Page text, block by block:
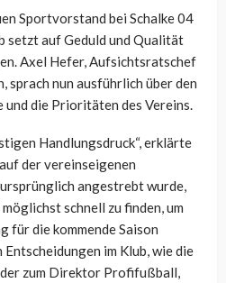
Sportvorstand bei Schalke 04
setzt auf Geduld und Qualität
Axel Hefer, Aufsichtsratschef
nun ausführlich über den
und die Prioritäten des Vereins.
Handlungsdruck“, erklärte
der vereinseigenen
angestrebt wurde,
schnell zu finden, um
für die kommende Saison
im Klub, wie die
zum Direktor Profifußball,